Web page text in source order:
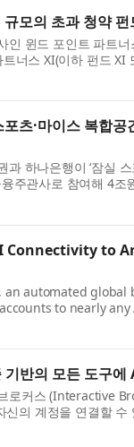
모의 초과 청약
인 윈드 포인트 파트
너스 XI(이하 펀드 XI
cap)을 초과하는
츠·마이스 복합공
하나은행이 ‘잠실
주관사로 참여해 4조
사업시행자인 서울
Connectivity to
an automated global
to nearly
for
반의 모든 도구에
로커스 (Interactive
의 계정을 연결할 수
켓플레이스를 통해서